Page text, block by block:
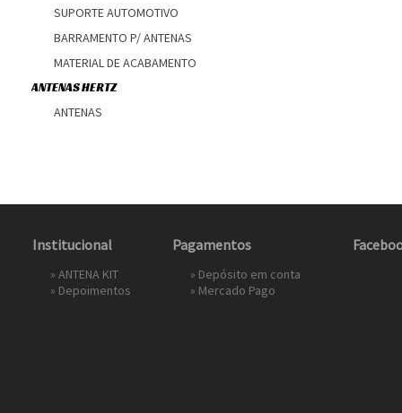
SUPORTE AUTOMOTIVO
BARRAMENTO P/ ANTENAS
MATERIAL DE ACABAMENTO
ANTENAS HERTZ
ANTENAS
Institucional
» ANTENA KIT
» Depoimentos
Pagamentos
» Depósito em conta
» Mercado Pago